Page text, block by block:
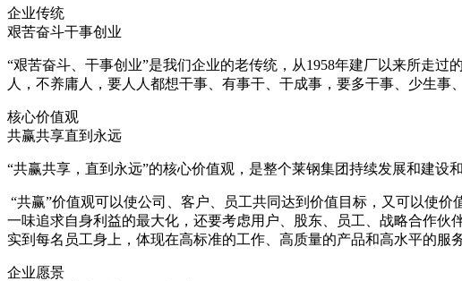
企业传统
艰苦奋斗干事创业
“艰苦奋斗、干事创业”是我们企业的老传统，从1958年建厂以来所走
人，不养庸人，要人人都想干事、有事干、干成事，要多干事、少生事
核心价值观
共赢共享直到永远
“共赢共享，直到永远”的核心价值观，是整个莱钢集团持续发展和建设
“共赢”价值观可以使公司、客户、员工共同达到价值目标，又可以使
一味追求自身利益的最大化，还要考虑用户、股东、员工、战略合作
实到每名员工身上，体现在高标准的工作、高质量的产品和高水平的服
企业愿景